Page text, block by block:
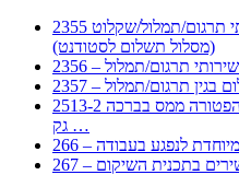
2355 דרישה לתשלום עבור מתן שירותי תרגום/תמלול/שקלוט
(מסלול תשלום לסטודנט)
שירותי תרגום/תמלול
בגין תרגום/תמלול
2513-2 טופס חדש הצהרה על העברה לחול הפטורה ממס בברכה
גק …
מיוחדת לנפגע בעבודה
בתכנית השיקום